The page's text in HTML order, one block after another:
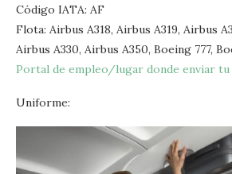
Código IATA: AF
Flota: Airbus A318, Airbus A319, Airbus
Airbus A330, Airbus A350, Boeing 777,
Portal de empleo/lugar donde enviar
Uniforme: